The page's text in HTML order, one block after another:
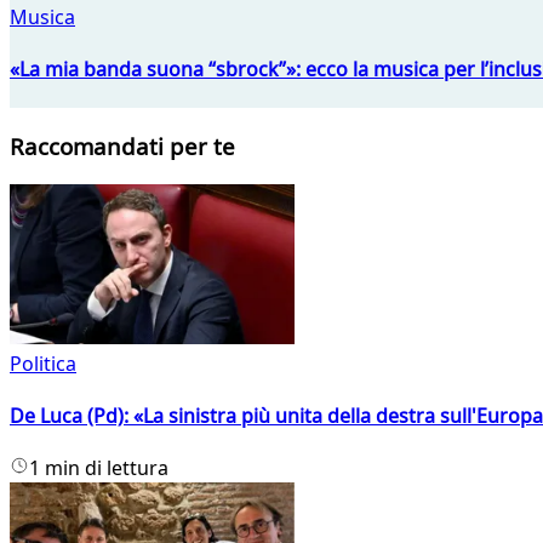
Musica
«La mia banda suona “sbrock”»: ecco la musica per
Raccomandati per te
Politica
De Luca (Pd): «La sinistra più unita della destra
1 min di lettura